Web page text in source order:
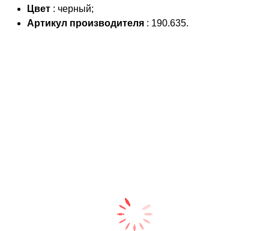
Цвет : черный;
Артикул производителя : 190.635.